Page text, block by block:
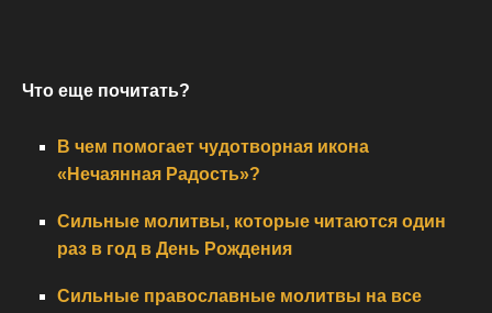
Что еще почитать?
В чем помогает чудотворная икона
«Нечаянная Радость»?
Сильные молитвы, которые читаются один
раз в год в День Рождения
Сильные православные молитвы на все